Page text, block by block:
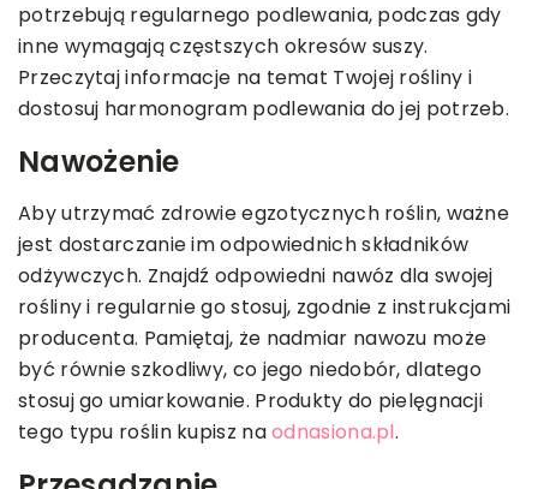
potrzebują regularnego podlewania, podczas gdy
inne wymagają częstszych okresów suszy.
Przeczytaj informacje na temat Twojej rośliny i
dostosuj harmonogram podlewania do jej potrzeb.
Nawożenie
Aby utrzymać zdrowie egzotycznych roślin, ważne
jest dostarczanie im odpowiednich składników
odżywczych. Znajdź odpowiedni nawóz dla swojej
rośliny i regularnie go stosuj, zgodnie z instrukcjami
producenta. Pamiętaj, że nadmiar nawozu może
być równie szkodliwy, co jego niedobór, dlatego
stosuj go umiarkowanie. Produkty do pielęgnacji
tego typu roślin kupisz naodnasiona.pl.